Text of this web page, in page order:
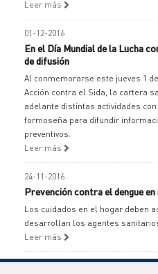
Leer más
01-12-2016
En el Día Mundial de la Lucha
de difusión
Al conmemorarse este jueves 1
Acción contra el Sida, la cartera
adelante distintas actividades
formoseña para difundir
preventivos.
Leer más
24-11-2016
Prevención contra el dengue
Los cuidados en el hogar deben
desarrollan los agentes
Leer más